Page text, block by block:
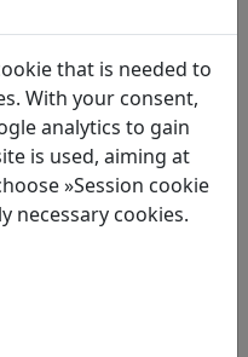
nian 豐年)
und Regen sind
Buch der Lieder, 8.
(
Fu tian "Zhuo bi fu
Buch der Lieder, 13.
(
Fu yi 鳧鷖
von Chou, 3.
Buch der Lieder, 2.
that is needed to
With your consent,
analytics to gain
is used, aiming at
»Session cookie
necessary cookies.